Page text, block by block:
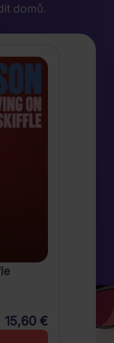
domů.
15,60 €